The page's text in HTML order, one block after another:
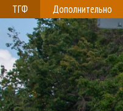
ТГФ Дополнительно